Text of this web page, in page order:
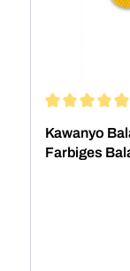
Kawanyo
Farbiges